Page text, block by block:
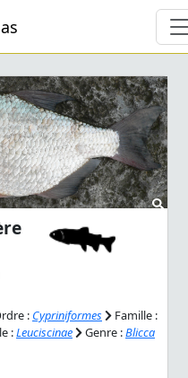
: Cypriniformes
Famille :
:Leuciscinae Genre :Blicca